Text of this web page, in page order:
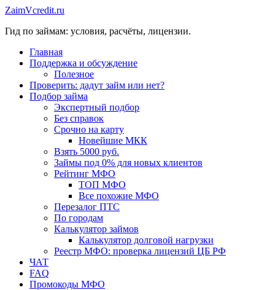
Перейти
содержимому
ZaimVcredit.ru
Гид по займам: условия, расчёты, лицензии.
Главная
Поддержка и обсуждение
Полезное
Проверить: дадут займ или нет?
Подбор займа
Экспертный подбор
Без справок
Срочно на карту
Новейшие МКК
Взять 5000 руб.
Займы под 0% для новых клиентов
Рейтинг МФО
ТОП МФО
Все похожие МФО
Перезалог ПТС
По городам
Калькулятор займов
Калькулятор долговой нагрузки
Реестр МФО: проверка лицензий ЦБ РФ
ЧАТ
FAQ
Промокоды МФО